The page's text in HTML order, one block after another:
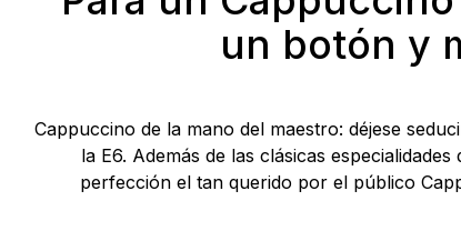
un botón y
Cappuccino de la mano del maestro: déjese
la E6. Además de las clásicas
perfección el tan querido por el público